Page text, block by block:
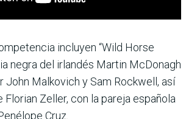
incluyen “Wild Horse
negra del irlandés Martin McDonagh
John Malkovich y Sam Rockwell, así
Florian Zeller, con la pareja española
Cruz.